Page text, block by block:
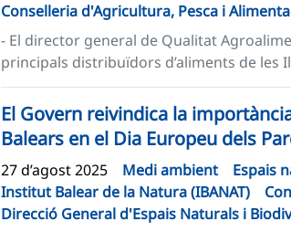
Conselleria d'Agricultura, Pesca i
- El director general de Qualitat
principals distribuïdors d’aliments de
El Govern reivindica la
Balears en el Dia Europeu dels
27 d’agost 2025 Medi ambient
Espais
Institut Balear de la Natura (IBANAT)
Direcció General d'Espais Naturals i